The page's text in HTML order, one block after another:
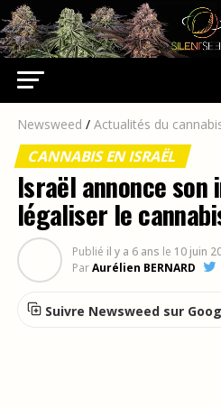
Newsweed / Actualités du
CANNABIS EN ISRAËL
Israël annonce son
légaliser le
Publié il y a 6 ans le 10 juin
ParAurélien BERNARD
Suivre Newsweed sur